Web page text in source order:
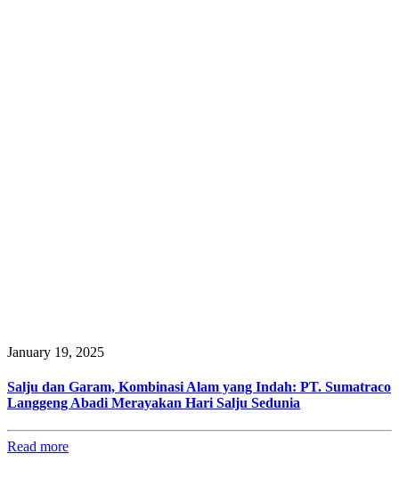
January 19, 2025
Salju dan Garam, Kombinasi Alam yang Indah: PT. Sumatraco
Langgeng Abadi Merayakan Hari Salju Sedunia
Read more